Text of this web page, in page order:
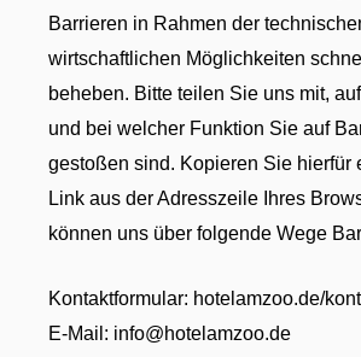
Barrieren in Rahmen der
wirtschaftlichen Möglichkeiten
beheben. Bitte teilen Sie uns mit,
und bei welcher Funktion Sie auf
gestoßen sind. Kopieren Sie hierfür
Link aus der Adresszeile Ihres
können uns über folgende Wege
Kontaktformular: hotelamzoo.de/
E-Mail: info@hotelamzoo.de